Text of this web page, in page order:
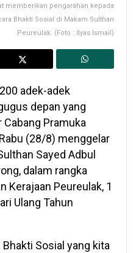
memberikan pengarahan kepada
Bhakti Sosial di Makam Sulthan
Peureulak. (Foto : Ilyas Ismail)
adek-adek
depan yang
Pramuka
(28/8) menggelar
Sayed Adbul
dalam rangka
Kerajaan Peureulak, 1
Ulang Tahun
Sosial yang kita